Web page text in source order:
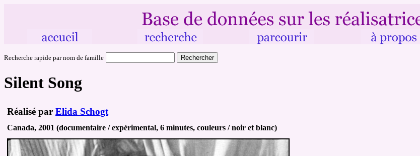
Recherche rapide par nom de famille
Silent Song
Réalisé par Elida Schogt
Canada, 2001 (documentaire / expérimental, 6 minutes, couleurs / noir et blanc)